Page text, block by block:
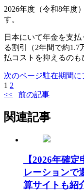
2026年度（令和8年度
す。
日本にいて年金を支
る割引（2年間で約
払コストを抑えるのも
次のページ駐在期間に
1 2
前の記事
関連記事
【2026年確
レーションで
算サイトも紹